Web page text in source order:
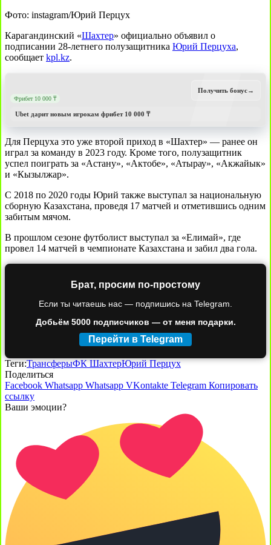
Фото: instagram/Юрий Перцух
Карагандинский «Шахтер» официально объявил о
подписании 28-летнего полузащитника Юрий Перцуха,
сообщает kpl.kz.
Фрибет 10 000 ₸
Ubet дарит новым игрокам фрибет 10 000 ₸
Получить бонус→
Для Перцуха это уже второй приход в «Шахтер» — ранее он
играл за команду в 2023 году. Кроме того, полузащитник
успел поиграть за «Астану», «Актобе», «Атырау», «Акжайык»
и «Кызылжар».
С 2018 по 2020 годы Юрий также выступал за национальную
сборную Казахстана, проведя 17 матчей и отметившись одним
забитым мячом.
В прошлом сезоне футболист выступал за «Елимай», где
провел 14 матчей в чемпионате Казахстана и забил два гола.
Брат, просим по-простому
Если ты читаешь нас — подпишись на Telegram.
Добьём 5000 подписчиков — от меня подарки.
Перейти в Telegram
Теги:ТрансферыФК ШахтерЮрий Перцух
Поделиться
Facebook Whatsapp Whatsapp VKontakte Telegram Копировать
ссылку
Ваши эмоции?